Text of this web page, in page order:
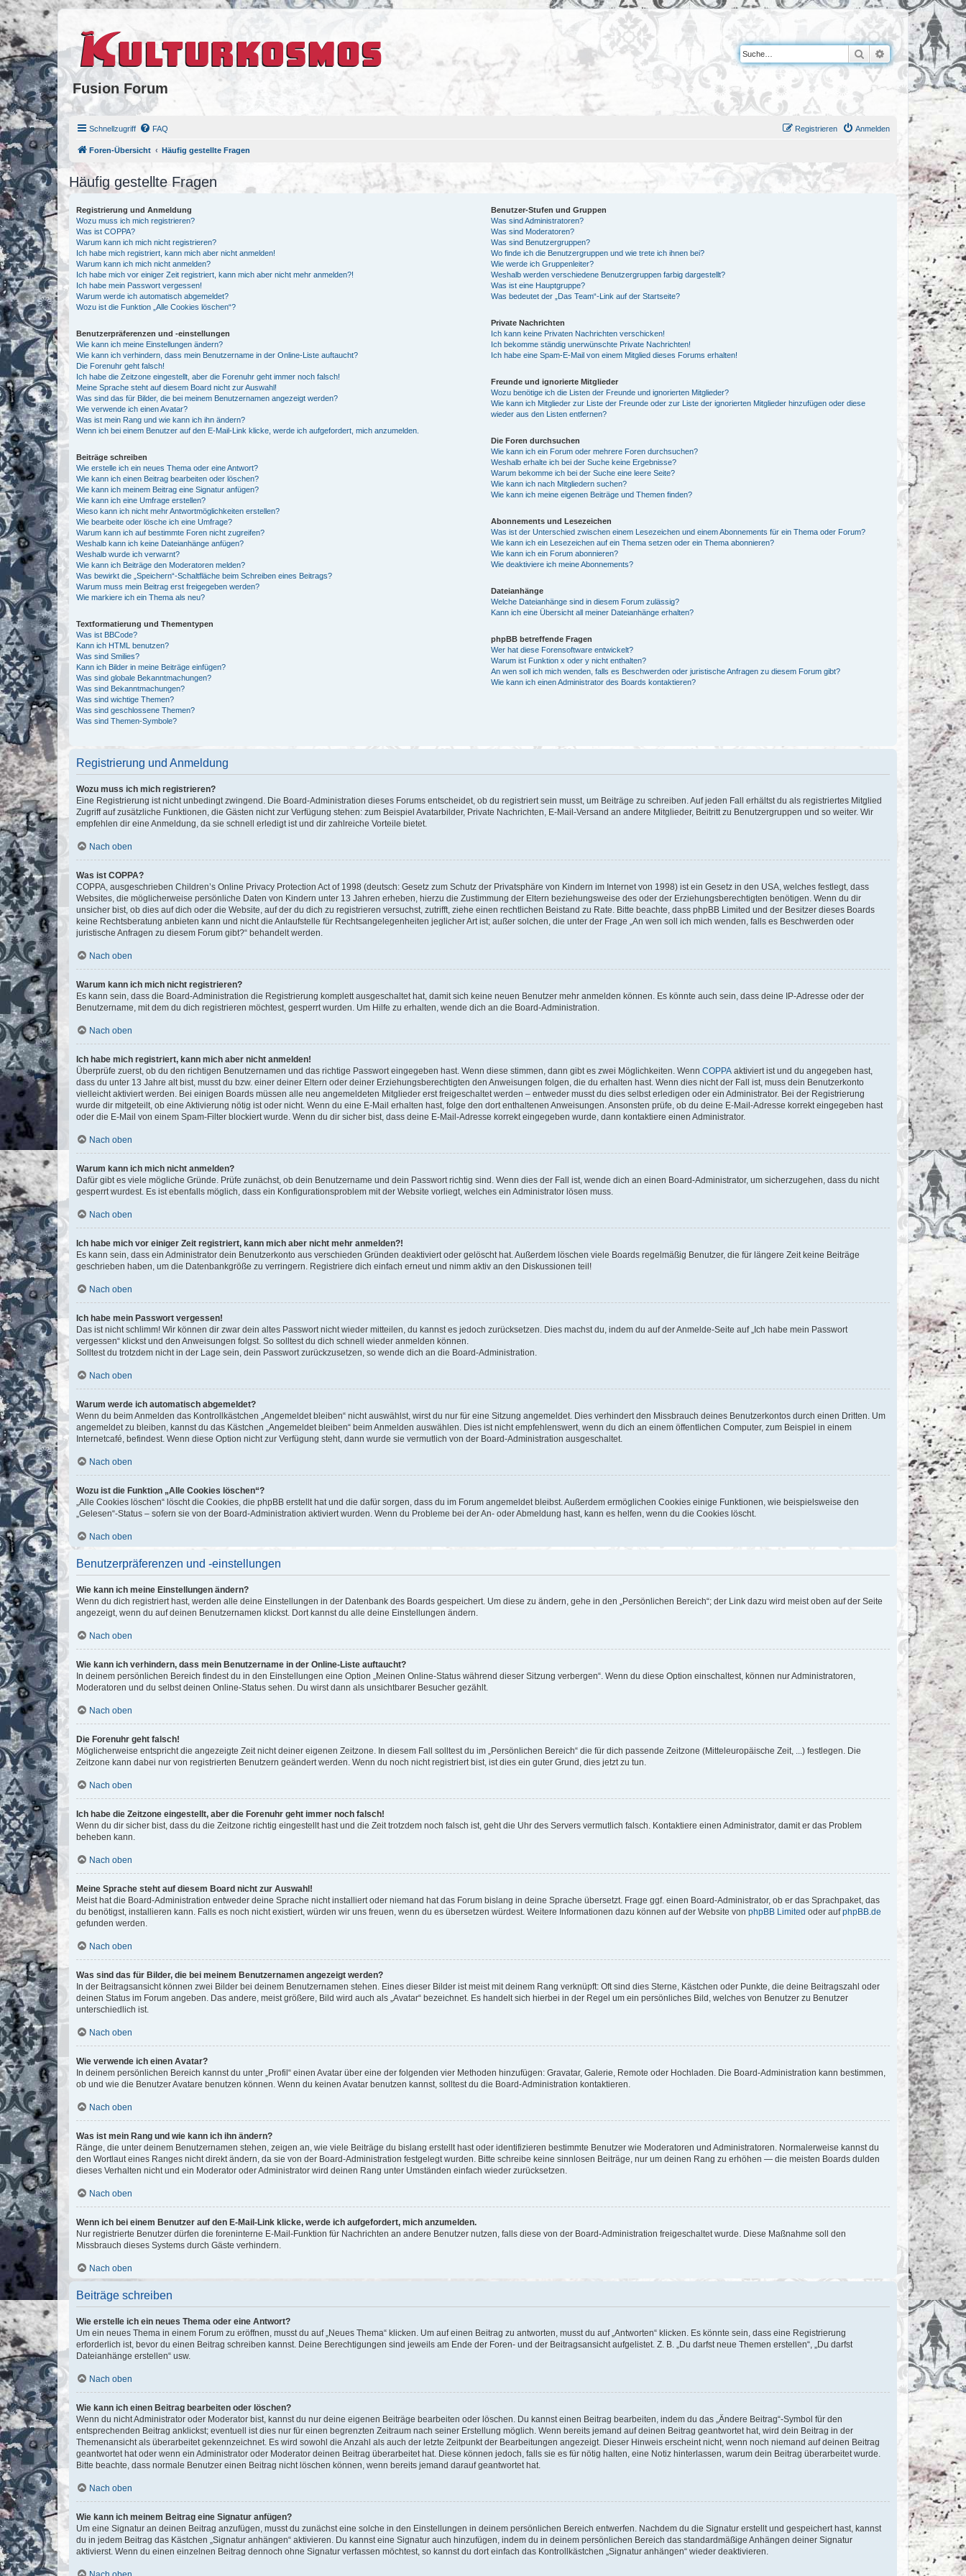
Fusion Forum
Suche Erweiterte Suche
Schnellzugriff FAQ Anmelden
Registrieren
Foren-Übersicht Häufig gestellte Fragen
Häufig gestellte Fragen
Registrierung und Anmeldung
Wozu muss ich mich registrieren?
Was ist COPPA?
Warum kann ich mich nicht registrieren?
Ich habe mich registriert, kann mich aber nicht anmelden!
Warum kann ich mich nicht anmelden?
Ich habe mich vor einiger Zeit registriert, kann mich aber nicht mehr anmelden?!
Ich habe mein Passwort vergessen!
Warum werde ich automatisch abgemeldet?
Wozu ist die Funktion „Alle Cookies löschen“?
Benutzerpräferenzen und -einstellungen
Wie kann ich meine Einstellungen ändern?
Wie kann ich verhindern, dass mein Benutzername in der Online-Liste auftaucht?
Die Forenuhr geht falsch!
Ich habe die Zeitzone eingestellt, aber die Forenuhr geht immer noch falsch!
Meine Sprache steht auf diesem Board nicht zur Auswahl!
Was sind das für Bilder, die bei meinem Benutzernamen angezeigt werden?
Wie verwende ich einen Avatar?
Was ist mein Rang und wie kann ich ihn ändern?
Wenn ich bei einem Benutzer auf den E-Mail-Link klicke, werde ich aufgefordert, mich anzumelden.
Beiträge schreiben
Wie erstelle ich ein neues Thema oder eine Antwort?
Wie kann ich einen Beitrag bearbeiten oder löschen?
Wie kann ich meinem Beitrag eine Signatur anfügen?
Wie kann ich eine Umfrage erstellen?
Wieso kann ich nicht mehr Antwortmöglichkeiten erstellen?
Wie bearbeite oder lösche ich eine Umfrage?
Warum kann ich auf bestimmte Foren nicht zugreifen?
Weshalb kann ich keine Dateianhänge anfügen?
Weshalb wurde ich verwarnt?
Wie kann ich Beiträge den Moderatoren melden?
Was bewirkt die „Speichern“-Schaltfläche beim Schreiben eines Beitrags?
Warum muss mein Beitrag erst freigegeben werden?
Wie markiere ich ein Thema als neu?
Textformatierung und Thementypen
Was ist BBCode?
Kann ich HTML benutzen?
Was sind Smilies?
Kann ich Bilder in meine Beiträge einfügen?
Was sind globale Bekanntmachungen?
Was sind Bekanntmachungen?
Was sind wichtige Themen?
Was sind geschlossene Themen?
Was sind Themen-Symbole?
Benutzer-Stufen und Gruppen
Was sind Administratoren?
Was sind Moderatoren?
Was sind Benutzergruppen?
Wo finde ich die Benutzergruppen und wie trete ich ihnen bei?
Wie werde ich Gruppenleiter?
Weshalb werden verschiedene Benutzergruppen farbig dargestellt?
Was ist eine Hauptgruppe?
Was bedeutet der „Das Team“-Link auf der Startseite?
Private Nachrichten
Ich kann keine Privaten Nachrichten verschicken!
Ich bekomme ständig unerwünschte Private Nachrichten!
Ich habe eine Spam-E-Mail von einem Mitglied dieses Forums erhalten!
Freunde und ignorierte Mitglieder
Wozu benötige ich die Listen der Freunde und ignorierten Mitglieder?
Wie kann ich Mitglieder zur Liste der Freunde oder zur Liste der ignorierten Mitglieder hinzufügen oder diese
wieder aus den Listen entfernen?
Die Foren durchsuchen
Wie kann ich ein Forum oder mehrere Foren durchsuchen?
Weshalb erhalte ich bei der Suche keine Ergebnisse?
Warum bekomme ich bei der Suche eine leere Seite?
Wie kann ich nach Mitgliedern suchen?
Wie kann ich meine eigenen Beiträge und Themen finden?
Abonnements und Lesezeichen
Was ist der Unterschied zwischen einem Lesezeichen und einem Abonnements für ein Thema oder Forum?
Wie kann ich ein Lesezeichen auf ein Thema setzen oder ein Thema abonnieren?
Wie kann ich ein Forum abonnieren?
Wie deaktiviere ich meine Abonnements?
Dateianhänge
Welche Dateianhänge sind in diesem Forum zulässig?
Kann ich eine Übersicht all meiner Dateianhänge erhalten?
phpBB betreffende Fragen
Wer hat diese Forensoftware entwickelt?
Warum ist Funktion x oder y nicht enthalten?
An wen soll ich mich wenden, falls es Beschwerden oder juristische Anfragen zu diesem Forum gibt?
Wie kann ich einen Administrator des Boards kontaktieren?
Registrierung und Anmeldung
Wozu muss ich mich registrieren?
Eine Registrierung ist nicht unbedingt zwingend. Die Board-Administration dieses Forums entscheidet, ob du registriert sein musst, um Beiträge zu schreiben. Auf jeden Fall erhältst du als registriertes Mitglied
Zugriff auf zusätzliche Funktionen, die Gästen nicht zur Verfügung stehen: zum Beispiel Avatarbilder, Private Nachrichten, E-Mail-Versand an andere Mitglieder, Beitritt zu Benutzergruppen und so weiter. Wir
empfehlen dir eine Anmeldung, da sie schnell erledigt ist und dir zahlreiche Vorteile bietet.
Nach oben
Was ist COPPA?
COPPA, ausgeschrieben Children’s Online Privacy Protection Act of 1998 (deutsch: Gesetz zum Schutz der Privatsphäre von Kindern im Internet von 1998) ist ein Gesetz in den USA, welches festlegt, dass
Websites, die möglicherweise persönliche Daten von Kindern unter 13 Jahren erheben, hierzu die Zustimmung der Eltern beziehungsweise des oder der Erziehungsberechtigten benötigen. Wenn du dir
unsicher bist, ob dies auf dich oder die Website, auf der du dich zu registrieren versuchst, zutrifft, ziehe einen rechtlichen Beistand zu Rate. Bitte beachte, dass phpBB Limited und der Besitzer dieses Boards
keine Rechtsberatung anbieten kann und nicht die Anlaufstelle für Rechtsangelegenheiten jeglicher Art ist; außer solchen, die unter der Frage „An wen soll ich mich wenden, falls es Beschwerden oder
juristische Anfragen zu diesem Forum gibt?“ behandelt werden.
Nach oben
Warum kann ich mich nicht registrieren?
Es kann sein, dass die Board-Administration die Registrierung komplett ausgeschaltet hat, damit sich keine neuen Benutzer mehr anmelden können. Es könnte auch sein, dass deine IP-Adresse oder der
Benutzername, mit dem du dich registrieren möchtest, gesperrt wurden. Um Hilfe zu erhalten, wende dich an die Board-Administration.
Nach oben
Ich habe mich registriert, kann mich aber nicht anmelden!
Überprüfe zuerst, ob du den richtigen Benutzernamen und das richtige Passwort eingegeben hast. Wenn diese stimmen, dann gibt es zwei Möglichkeiten. Wenn COPPA aktiviert ist und du angegeben hast,
dass du unter 13 Jahre alt bist, musst du bzw. einer deiner Eltern oder deiner Erziehungsberechtigten den Anweisungen folgen, die du erhalten hast. Wenn dies nicht der Fall ist, muss dein Benutzerkonto
vielleicht aktiviert werden. Bei einigen Boards müssen alle neu angemeldeten Mitglieder erst freigeschaltet werden – entweder musst du dies selbst erledigen oder ein Administrator. Bei der Registrierung
wurde dir mitgeteilt, ob eine Aktivierung nötig ist oder nicht. Wenn du eine E-Mail erhalten hast, folge den dort enthaltenen Anweisungen. Ansonsten prüfe, ob du deine E-Mail-Adresse korrekt eingegeben hast
oder die E-Mail von einem Spam-Filter blockiert wurde. Wenn du dir sicher bist, dass deine E-Mail-Adresse korrekt eingegeben wurde, dann kontaktiere einen Administrator.
Nach oben
Warum kann ich mich nicht anmelden?
Dafür gibt es viele mögliche Gründe. Prüfe zunächst, ob dein Benutzername und dein Passwort richtig sind. Wenn dies der Fall ist, wende dich an einen Board-Administrator, um sicherzugehen, dass du nicht
gesperrt wurdest. Es ist ebenfalls möglich, dass ein Konfigurationsproblem mit der Website vorliegt, welches ein Administrator lösen muss.
Nach oben
Ich habe mich vor einiger Zeit registriert, kann mich aber nicht mehr anmelden?!
Es kann sein, dass ein Administrator dein Benutzerkonto aus verschieden Gründen deaktiviert oder gelöscht hat. Außerdem löschen viele Boards regelmäßig Benutzer, die für längere Zeit keine Beiträge
geschrieben haben, um die Datenbankgröße zu verringern. Registriere dich einfach erneut und nimm aktiv an den Diskussionen teil!
Nach oben
Ich habe mein Passwort vergessen!
Das ist nicht schlimm! Wir können dir zwar dein altes Passwort nicht wieder mitteilen, du kannst es jedoch zurücksetzen. Dies machst du, indem du auf der Anmelde-Seite auf „Ich habe mein Passwort
vergessen“ klickst und den Anweisungen folgst. So solltest du dich schnell wieder anmelden können.
Solltest du trotzdem nicht in der Lage sein, dein Passwort zurückzusetzen, so wende dich an die Board-Administration.
Nach oben
Warum werde ich automatisch abgemeldet?
Wenn du beim Anmelden das Kontrollkästchen „Angemeldet bleiben“ nicht auswählst, wirst du nur für eine Sitzung angemeldet. Dies verhindert den Missbrauch deines Benutzerkontos durch einen Dritten. Um
angemeldet zu bleiben, kannst du das Kästchen „Angemeldet bleiben“ beim Anmelden auswählen. Dies ist nicht empfehlenswert, wenn du dich an einem öffentlichen Computer, zum Beispiel in einem
Internetcafé, befindest. Wenn diese Option nicht zur Verfügung steht, dann wurde sie vermutlich von der Board-Administration ausgeschaltet.
Nach oben
Wozu ist die Funktion „Alle Cookies löschen“?
„Alle Cookies löschen“ löscht die Cookies, die phpBB erstellt hat und die dafür sorgen, dass du im Forum angemeldet bleibst. Außerdem ermöglichen Cookies einige Funktionen, wie beispielsweise den
„Gelesen“-Status – sofern sie von der Board-Administration aktiviert wurden. Wenn du Probleme bei der An- oder Abmeldung hast, kann es helfen, wenn du die Cookies löscht.
Nach oben
Benutzerpräferenzen und -einstellungen
Wie kann ich meine Einstellungen ändern?
Wenn du dich registriert hast, werden alle deine Einstellungen in der Datenbank des Boards gespeichert. Um diese zu ändern, gehe in den „Persönlichen Bereich“; der Link dazu wird meist oben auf der Seite
angezeigt, wenn du auf deinen Benutzernamen klickst. Dort kannst du alle deine Einstellungen ändern.
Nach oben
Wie kann ich verhindern, dass mein Benutzername in der Online-Liste auftaucht?
In deinem persönlichen Bereich findest du in den Einstellungen eine Option „Meinen Online-Status während dieser Sitzung verbergen“. Wenn du diese Option einschaltest, können nur Administratoren,
Moderatoren und du selbst deinen Online-Status sehen. Du wirst dann als unsichtbarer Besucher gezählt.
Nach oben
Die Forenuhr geht falsch!
Möglicherweise entspricht die angezeigte Zeit nicht deiner eigenen Zeitzone. In diesem Fall solltest du im „Persönlichen Bereich“ die für dich passende Zeitzone (Mitteleuropäische Zeit, ...) festlegen. Die
Zeitzone kann dabei nur von registrierten Benutzern geändert werden. Wenn du noch nicht registriert bist, ist dies ein guter Grund, dies jetzt zu tun.
Nach oben
Ich habe die Zeitzone eingestellt, aber die Forenuhr geht immer noch falsch!
Wenn du dir sicher bist, dass du die Zeitzone richtig eingestellt hast und die Zeit trotzdem noch falsch ist, geht die Uhr des Servers vermutlich falsch. Kontaktiere einen Administrator, damit er das Problem
beheben kann.
Nach oben
Meine Sprache steht auf diesem Board nicht zur Auswahl!
Meist hat die Board-Administration entweder deine Sprache nicht installiert oder niemand hat das Forum bislang in deine Sprache übersetzt. Frage ggf. einen Board-Administrator, ob er das Sprachpaket, das
du benötigst, installieren kann. Falls es noch nicht existiert, würden wir uns freuen, wenn du es übersetzen würdest. Weitere Informationen dazu können auf der Website von phpBB Limited oder aufphpBB.de
gefunden werden.
Nach oben
Was sind das für Bilder, die bei meinem Benutzernamen angezeigt werden?
In der Beitragsansicht können zwei Bilder bei deinem Benutzernamen stehen. Eines dieser Bilder ist meist mit deinem Rang verknüpft: Oft sind dies Sterne, Kästchen oder Punkte, die deine Beitragszahl oder
deinen Status im Forum angeben. Das andere, meist größere, Bild wird auch als „Avatar“ bezeichnet. Es handelt sich hierbei in der Regel um ein persönliches Bild, welches von Benutzer zu Benutzer
unterschiedlich ist.
Nach oben
Wie verwende ich einen Avatar?
In deinem persönlichen Bereich kannst du unter „Profil“ einen Avatar über eine der folgenden vier Methoden hinzufügen: Gravatar, Galerie, Remote oder Hochladen. Die Board-Administration kann bestimmen,
ob und wie die Benutzer Avatare benutzen können. Wenn du keinen Avatar benutzen kannst, solltest du die Board-Administration kontaktieren.
Nach oben
Was ist mein Rang und wie kann ich ihn ändern?
Ränge, die unter deinem Benutzernamen stehen, zeigen an, wie viele Beiträge du bislang erstellt hast oder identifizieren bestimmte Benutzer wie Moderatoren und Administratoren. Normalerweise kannst du
den Wortlaut eines Ranges nicht direkt ändern, da sie von der Board-Administration festgelegt wurden. Bitte schreibe keine sinnlosen Beiträge, nur um deinen Rang zu erhöhen — die meisten Boards dulden
dieses Verhalten nicht und ein Moderator oder Administrator wird deinen Rang unter Umständen einfach wieder zurücksetzen.
Nach oben
Wenn ich bei einem Benutzer auf den E-Mail-Link klicke, werde ich aufgefordert, mich anzumelden.
Nur registrierte Benutzer dürfen die foreninterne E-Mail-Funktion für Nachrichten an andere Benutzer nutzen, falls diese von der Board-Administration freigeschaltet wurde. Diese Maßnahme soll den
Missbrauch dieses Systems durch Gäste verhindern.
Nach oben
Beiträge schreiben
Wie erstelle ich ein neues Thema oder eine Antwort?
Um ein neues Thema in einem Forum zu eröffnen, musst du auf „Neues Thema“ klicken. Um auf einen Beitrag zu antworten, musst du auf „Antworten“ klicken. Es könnte sein, dass eine Registrierung
erforderlich ist, bevor du einen Beitrag schreiben kannst. Deine Berechtigungen sind jeweils am Ende der Foren- und der Beitragsansicht aufgelistet. Z. B. „Du darfst neue Themen erstellen“, „Du darfst
Dateianhänge erstellen“ usw.
Nach oben
Wie kann ich einen Beitrag bearbeiten oder löschen?
Wenn du nicht Administrator oder Moderator bist, kannst du nur deine eigenen Beiträge bearbeiten oder löschen. Du kannst einen Beitrag bearbeiten, indem du das „Ändere Beitrag“-Symbol für den
entsprechenden Beitrag anklickst; eventuell ist dies nur für einen begrenzten Zeitraum nach seiner Erstellung möglich. Wenn bereits jemand auf deinen Beitrag geantwortet hat, wird dein Beitrag in der
Themenansicht als überarbeitet gekennzeichnet. Es wird sowohl die Anzahl als auch der letzte Zeitpunkt der Bearbeitungen angezeigt. Dieser Hinweis erscheint nicht, wenn noch niemand auf deinen Beitrag
geantwortet hat oder wenn ein Administrator oder Moderator deinen Beitrag überarbeitet hat. Diese können jedoch, falls sie es für nötig halten, eine Notiz hinterlassen, warum dein Beitrag überarbeitet wurde.
Bitte beachte, dass normale Benutzer einen Beitrag nicht löschen können, wenn bereits jemand darauf geantwortet hat.
Nach oben
Wie kann ich meinem Beitrag eine Signatur anfügen?
Um eine Signatur an deinen Beitrag anzufügen, musst du zunächst eine solche in den Einstellungen in deinem persönlichen Bereich entwerfen. Nachdem du die Signatur erstellt und gespeichert hast, kannst
du in jedem Beitrag das Kästchen „Signatur anhängen“ aktivieren. Du kannst eine Signatur auch hinzufügen, indem du in deinem persönlichen Bereich das standardmäßige Anhängen deiner Signatur
aktivierst. Wenn du einen einzelnen Beitrag dennoch ohne Signatur verfassen möchtest, so kannst du dort einfach das Kontrollkästchen „Signatur anhängen“ wieder deaktivieren.